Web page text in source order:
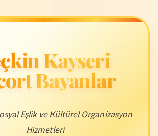
Kayseri
Bayanlar
Eşlik ve Kültürel Organizasyon
Hizmetleri